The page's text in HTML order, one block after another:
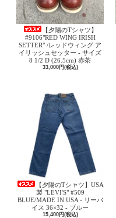
【夕陽のTシャツ】
#9106"RED WING IRISH
SETTER" /レッドウィング ア
イリッシュセッター - サイズ
8 1/2 D (26.5cm) 赤茶
33,000円(税込)
【夕陽のTシャツ】USA
製 "LEVI'S" #509
BLUE/MADE IN USA - リーバ
イス 36×32 - ブルー
15,400円(税込)